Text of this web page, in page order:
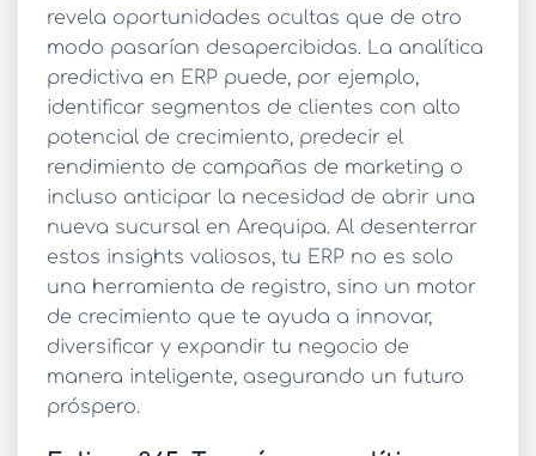
revela oportunidades ocultas que de otro
modo pasarían desapercibidas. La analítica
predictiva en ERP puede, por ejemplo,
identificar segmentos de clientes con alto
potencial de crecimiento, predecir el
rendimiento de campañas de marketing o
incluso anticipar la necesidad de abrir una
nueva sucursal en Arequipa. Al desenterrar
estos insights valiosos, tu ERP no es solo
una herramienta de registro, sino un motor
de crecimiento que te ayuda a innovar,
diversificar y expandir tu negocio de
manera inteligente, asegurando un futuro
próspero.